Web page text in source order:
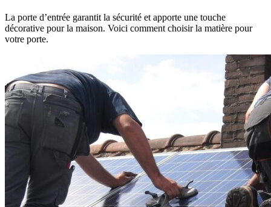
La porte d’entrée garantit la sécurité et apporte une touche
décorative pour la maison. Voici comment choisir la matière pour
votre porte.